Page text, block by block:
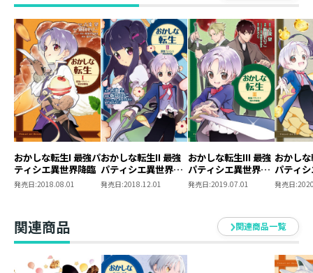
おかしな転生I 最強パ
ティシエ異世界降臨
発売日:2018.08.01
おかしな転生II 最強
パティシエ異世界降
臨
発売日:2018.12.01
おかしな転生III 最強
パティシエ異世界降
臨
発売日:2019.07.01
おかし
パティ
臨
発売日:
関連商品 関連商品一覧